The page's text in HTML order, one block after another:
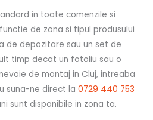
in toate comenzile si
de zona si tipul produsului
de depozitare sau un set de
timp decat un fotoliu sau o
de montaj in Cluj, intreaba
suna-ne direct la0729 440 753
sunt disponibile in zona ta.